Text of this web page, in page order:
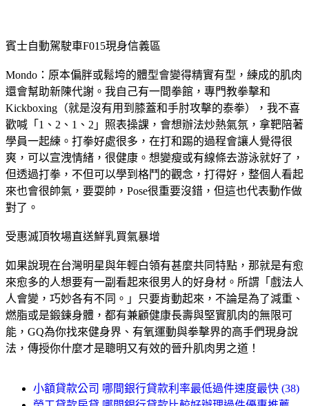
賓士自動駕駛車F015現身信義區
Mondo：原本偏胖或鬆垮的體型會變得精實有型，練成的肌肉
還會幫助新陳代謝。我自己有一間拳館，專門教拳擊和
Kickboxing（就是沒有用到膝蓋和手肘攻擊的泰拳），我不喜
歡喊「1、2、1、2」照表操課，會想辦法炒熱氣氛，拿靶陪著
學員一起練。打拳好處很多，在打和踢的過程會讓人覺得很
爽，可以宣洩情緒，很健康。想變瘦或有線條去游泳就好了，
但透過打拳，不但可以學到格鬥的觀念，打得好，整個人看起
來也會很帥氣，要耍帥，Pose很重要沒錯，但這也代表動作做
對了。
受惠滅頂牧場直送鮮乳買氣暴增
如果說現在台灣明星與年輕白領有甚麼共同特點，那就是有愈
來愈多的人想要有一副看起來很男人的好身材。所謂「戲法人
人會變，巧妙各有不同。」只要肯動起來，不論是為了減重、
燃脂或是鍛鍊身體，都有兼顧健康長壽與堅實肌肉的無限可
能，GQ為你找來健身界、有氧運動與拳擊界的高手們現身說
法，傳授你什麼才是聰明又有效的晉升肌肉男之道！
小額貸款公司 哪間銀行貸款利率最低過件速度最快 (38)